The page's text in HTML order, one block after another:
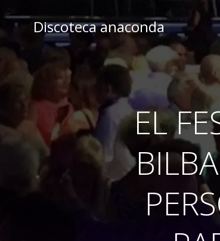
to
Discoteca anaconda
EL